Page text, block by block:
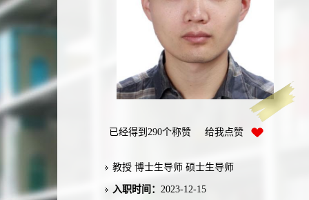
已经得到 290个称赞 给我点赞
教授 博士生导师 硕士生导师
入职时间： 2023-12-15